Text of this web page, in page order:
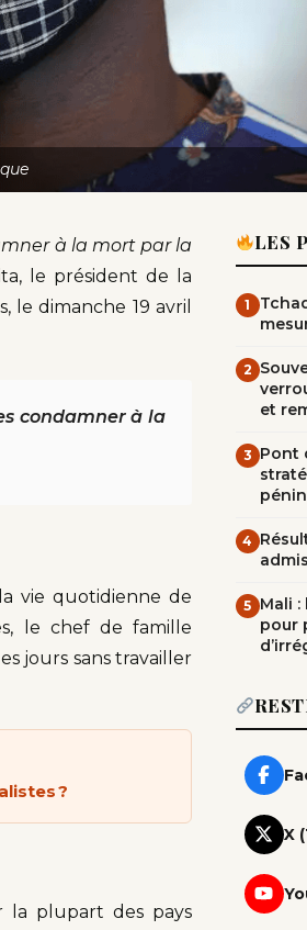
à la mort par la
le président de la
le dimanche 19 avril
condamner à la
vie quotidienne de
le chef de famille
jours sans travailler
?
la plupart des pays
LES
1
2
et
3 Pont
4
5 Mali :
pour
X